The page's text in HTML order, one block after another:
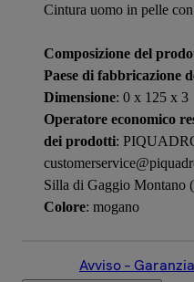
Cintura uomo in pelle
Composizione del
Paese di fabbricazione
Dimensione: 0 x 125 x 3
Operatore economico
dei prodotti:
Silla di Gaggio Montano
Colore: mogano
Avviso –